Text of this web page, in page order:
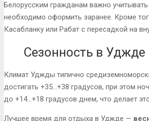
Белорусским гражданам важно
необходимо оформить заранее. Кроме
Касабланку или Рабат с пересадкой на
Сезонность в Уджде
Климат Уджды типично
достигать +35…+38 градусов, при этом
до +14…+18 градусов днем, что делает
Лучшее время для отдыха в Уджде —